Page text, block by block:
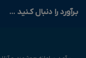
بـرآورد را دنبال کـنید ...